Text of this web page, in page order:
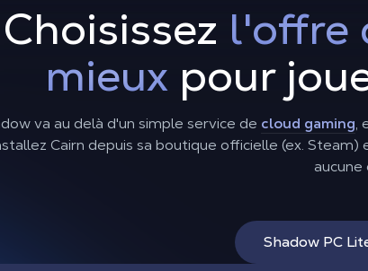
Choisissez l'offre
mieux pour
va au delà d'un simple service de cloud gaming,
Cairn depuis sa boutique officielle (ex. Steam)
aucune
Shadow PC